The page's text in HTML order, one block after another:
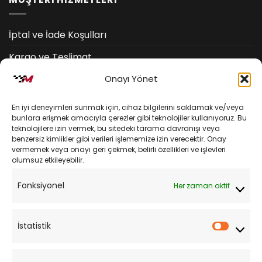
Onayı Yönet
En iyi deneyimleri sunmak için, cihaz bilgilerini saklamak ve/veya
bunlara erişmek amacıyla çerezler gibi teknolojiler kullanıyoruz. Bu
teknolojilere izin vermek, bu sitedeki tarama davranışı veya
benzersiz kimlikler gibi verileri işlememize izin verecektir. Onay
vermemek veya onayı geri çekmek, belirli özellikleri ve işlevleri
olumsuz etkileyebilir.
Fonksiyonel Her zaman aktif
İstatistik
İptal ve İade Koşulları
Kargo ve Teslimat
Kişisel Verilerin Korunması
Mesafeli Satış Sözleşmesi
YARDIM
Sipariş Takibi